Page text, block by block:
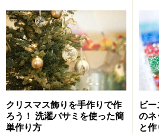
プ風に使用してくださいね。
まずは、サンタ・バサ
う！
クリスマス飾りを手作りで作
ろう！ 洗濯バサミを使った簡
単作り方
ビー
のネ
と